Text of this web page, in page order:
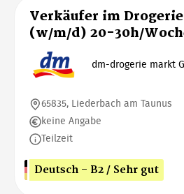
Verkäufer im
(w/m/d) 20-30h/
dm-drogerie markt
65835, Liederbach am Taunus
keine Angabe
Teilzeit
Deutsch - B2 / Sehr gut